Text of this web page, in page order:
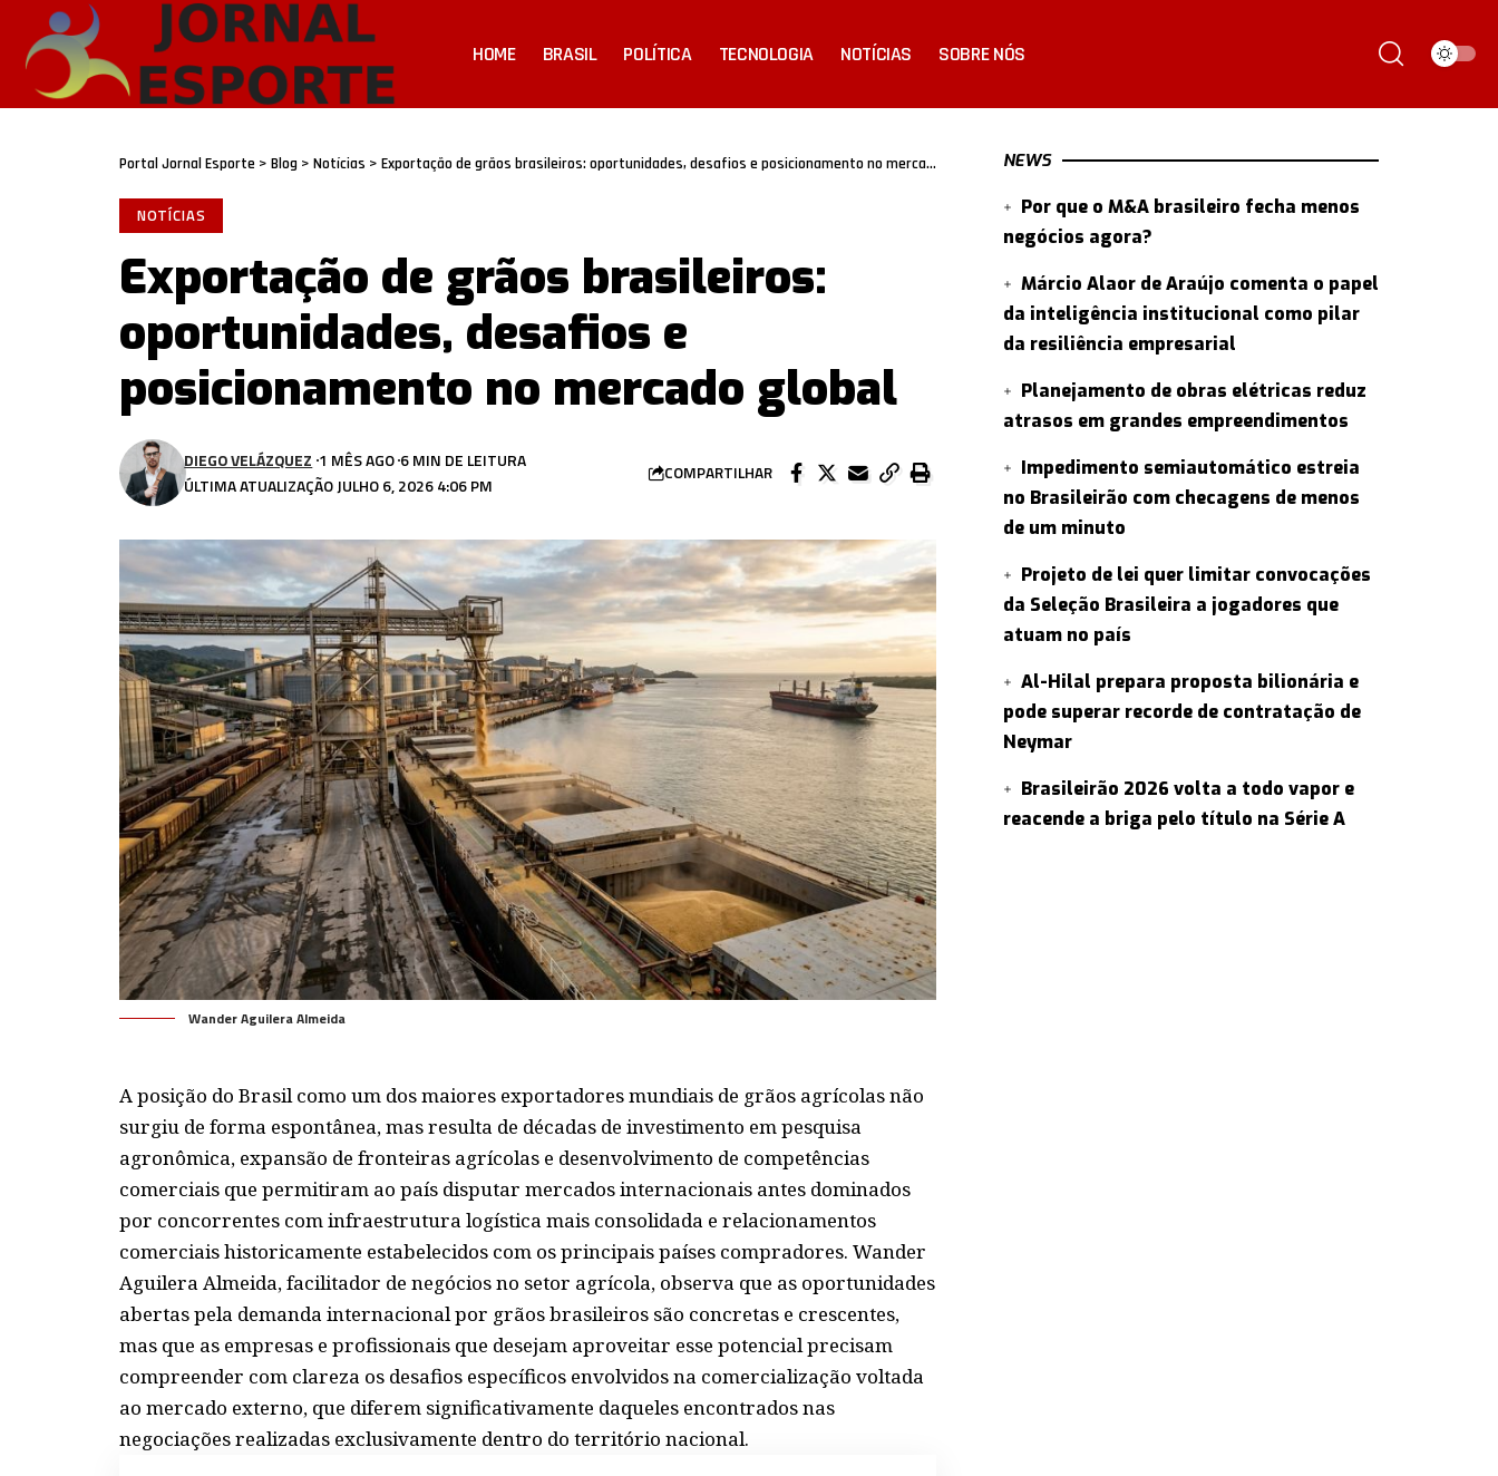
HOME BRASIL POLÍTICA TECNOLOGIA NOTÍCIAS SOBRE NÓS
Portal Jornal Esporte > Blog > Notícias > Exportação de grãos brasileiros: oportunidades, desafios e posicionamento no mercado global
NOTÍCIAS
Exportação de grãos brasileiros:
oportunidades, desafios e
posicionamento no mercado global
ÚLTIMA ATUALIZAÇÃO JULHO 6, 2026 4:06 PM
DIEGO VELÁZQUEZ 1 MÊS AGO 6 MIN DE LEITURA
COMPARTILHAR
Wander Aguilera Almeida
A posição do Brasil como um dos maiores exportadores mundiais de grãos agrícolas não
surgiu de forma espontânea, mas resulta de décadas de investimento em pesquisa
agronômica, expansão de fronteiras agrícolas e desenvolvimento de competências
comerciais que permitiram ao país disputar mercados internacionais antes dominados
por concorrentes com infraestrutura logística mais consolidada e relacionamentos
comerciais historicamente estabelecidos com os principais países compradores. Wander
Aguilera Almeida, facilitador de negócios no setor agrícola, observa que as oportunidades
abertas pela demanda internacional por grãos brasileiros são concretas e crescentes,
mas que as empresas e profissionais que desejam aproveitar esse potencial precisam
compreender com clareza os desafios específicos envolvidos na comercialização voltada
ao mercado externo, que diferem significativamente daqueles encontrados nas
negociações realizadas exclusivamente dentro do território nacional.
NEWS
Por que o M&A brasileiro fecha menos
negócios agora?
Márcio Alaor de Araújo comenta o papel
da inteligência institucional como pilar
da resiliência empresarial
Planejamento de obras elétricas reduz
atrasos em grandes empreendimentos
Impedimento semiautomático estreia
no Brasileirão com checagens de menos
de um minuto
Projeto de lei quer limitar convocações
da Seleção Brasileira a jogadores que
atuam no país
Al-Hilal prepara proposta bilionária e
pode superar recorde de contratação de
Neymar
Brasileirão 2026 volta a todo vapor e
reacende a briga pelo título na Série A